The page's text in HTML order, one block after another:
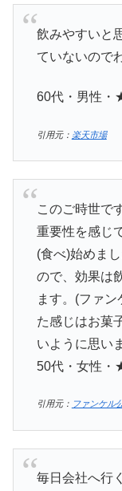
飲みやすいと
ていないので
60代・男性・
引用元： 楽天市場
このご時世で
重要性を感じ
(食べ)始めま
ので、効果は
ます。(ファ
た感じはお菓
いように思い
50代・女性・
引用元： ファンケル
毎日会社へ行